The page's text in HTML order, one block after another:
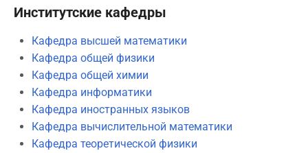
Институтские кафедры
Кафедра высшей математики
Кафедра общей физики
Кафедра общей химии
Кафедра информатики
Кафедра иностранных языков
Кафедра вычислительной математики
Кафедра теоретической физики